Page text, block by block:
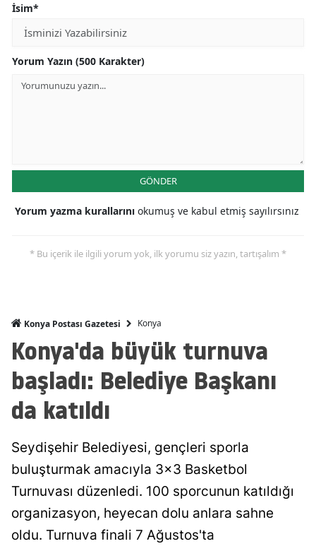
Konya
Kütahya
Malatya
Muş
Niğde
Rize
Sakarya
İsim*
Yorum Yazın (500 Karakter)
GÖNDER
Yorum yazma kurallarını okumuş ve kabul etmiş sayılırsınız
* Bu içerik ile ilgili yorum yok, ilk yorumu siz yazın, tartışalım *
Konya Postası Gazetesi Konya
Konya'da büyük turnuva
başladı: Belediye Başkanı
da katıldı
Seydişehir Belediyesi, gençleri sporla
buluşturmak amacıyla 3x3 Basketbol
Turnuvası düzenledi. 100 sporcunun katıldığı
organizasyon, heyecan dolu anlara sahne
oldu. Turnuva finali 7 Ağustos'ta